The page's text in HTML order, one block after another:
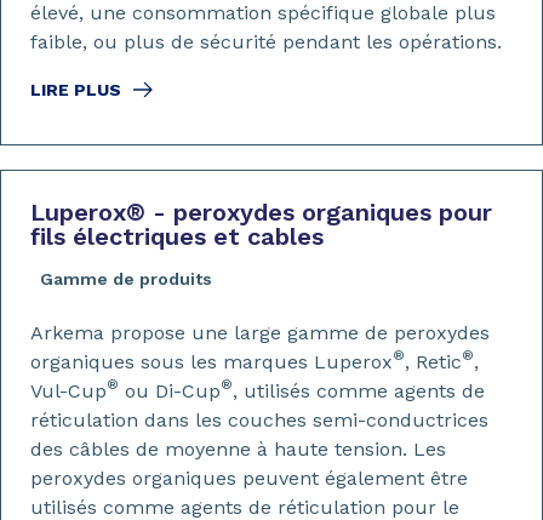
LIRE PLUS
élevé, une consommation spécifique globale plus
faible, ou plus de sécurité pendant les opérations.
Luperox® - peroxydes organiques pour
fils électriques et cables
Gamme de produits
Arkema propose une large gamme de peroxydes
organiques sous les marques Luperox®, Retic®,
Vul-Cup® ou Di-Cup®, utilisés comme agents de
réticulation dans les couches semi-conductrices
des câbles de moyenne à haute tension. Les
peroxydes organiques peuvent également être
utilisés comme agents de réticulation pour le